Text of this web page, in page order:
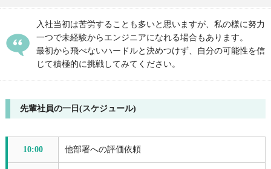
入社当初は苦労することも多いと思いますが、私の様に努力
一つで未経験からエンジニアになれる場合もあります。
最初から飛べないハードルと決めつけず、自分の可能性を信
じて積極的に挑戦してみてください。
先輩社員の一日(スケジュール)
10:00 他部署への評価依頼